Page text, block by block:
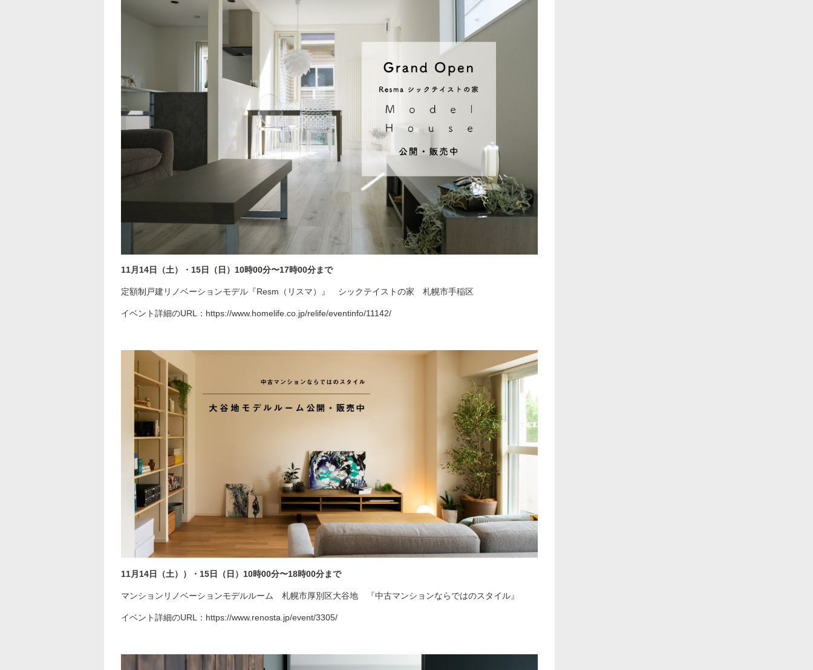
11月14日（土）・15日（日）10時00分〜17時00分まで
定額制戸建リノベーションモデル『Resm（リスマ）』 シックテイストの家 札幌市手稲区
イベント詳細のURL： https://www.homelife.co.jp/relife/eventinfo/11142/
11月14日（土））・15日（日）10時00分〜18時00分まで
マンションリノベーションモデルルーム 札幌市厚別区大谷地 『中古マンションならではのスタイル』
イベント詳細のURL： https://www.renosta.jp/event/3305/